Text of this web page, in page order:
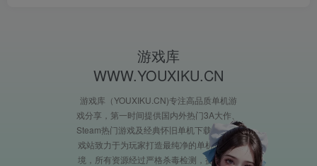
游戏库
WWW.YOUXIKU.CN
游戏库（YOUXIKU.CN)专注高品质单机游
戏分享，第一时间提供国内外热门3A大作、
Steam热门游戏及经典怀旧单机下载。XX游
戏站致力于为玩家打造最纯净的单机游戏环
境，所有资源经过严格杀毒检测，提供完整